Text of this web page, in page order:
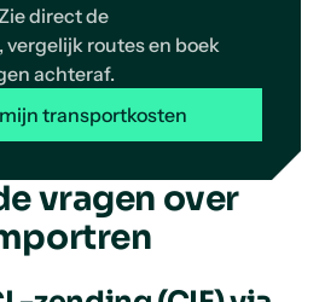
direct de
routes en boek
achteraf.
transportkosten
vragen over